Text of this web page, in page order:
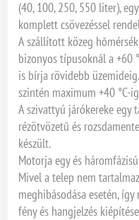
(40, 100, 250, 550 liter),
komplett csövezéssel
A szállított közeg
bizonyos típusoknál a +60
is bírja rövidebb
szintén maximum +40 °C-
A szivattyú járókereke egy
rézötvözetű és
készült.
Motorja egy és
Mivel a telep nem
meghibásodása esetén,
fény és hangjelzés